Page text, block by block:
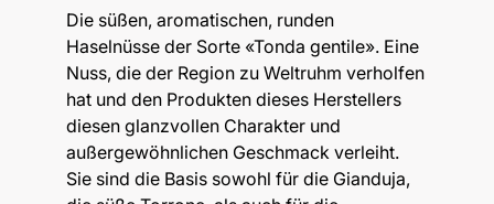
Die süßen, aromatischen, runden
Haselnüsse der Sorte «Tonda gentile». Eine
Nuss, die der Region zu Weltruhm verholfen
hat und den Produkten dieses Herstellers
diesen glanzvollen Charakter und
außergewöhnlichen Geschmack verleiht.
Sie sind die Basis sowohl für die Gianduja,